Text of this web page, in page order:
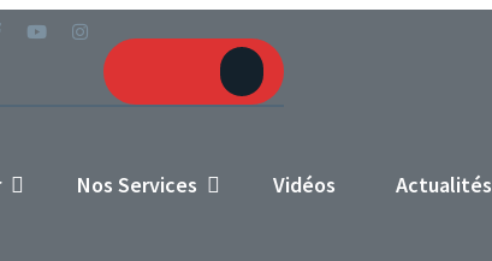
RDV
Nos Services Vidéos Actualités